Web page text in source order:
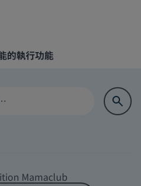
的執行功能
Mamaclub